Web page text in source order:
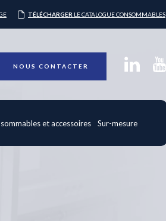
TÉLÉCHARGER LE CATALOGUE CONSOMMABLES
NOUS CONTACTER
et accessoires Sur-mesure